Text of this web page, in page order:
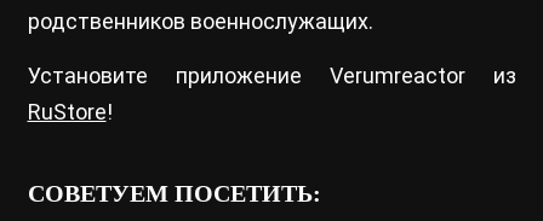
родственников военнослужащих.
Установите приложение Verumreactor из
RuStore!
СОВЕТУЕМ ПОСЕТИТЬ: